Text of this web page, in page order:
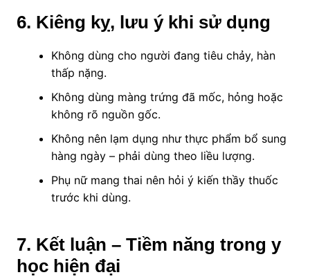
6. Kiêng kỵ, lưu ý khi sử dụng
Không dùng cho người đang tiêu chảy, hàn
thấp nặng.
Không dùng màng trứng đã mốc, hỏng hoặc
không rõ nguồn gốc.
Không nên lạm dụng như thực phẩm bổ sung
hàng ngày – phải dùng theo liều lượng.
Phụ nữ mang thai nên hỏi ý kiến thầy thuốc
trước khi dùng.
7. Kết luận – Tiềm năng trong y
học hiện đại